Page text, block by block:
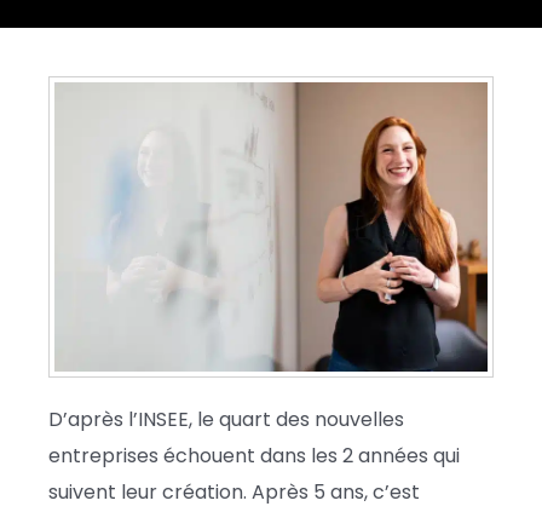
D’après l’INSEE, le quart des nouvelles
entreprises échouent dans les 2 années qui
suivent leur création. Après 5 ans, c’est